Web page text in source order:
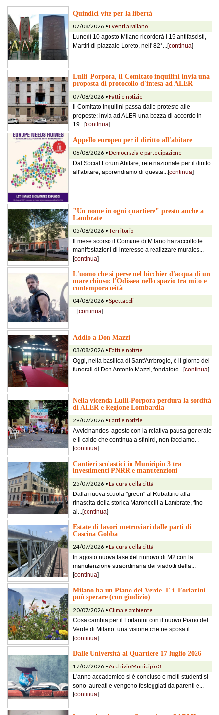
Quindici vite per la libertà
07/08/2026 • Eventi a Milano
Lunedì 10 agosto Milano ricorderà i 15 antifascisti,
Martiri di piazzale Loreto, nell' 82°...[continua]
Lulli–Porpora, il Comitato inquilini invia una
proposta di protocollo d'intesa ad ALER
07/08/2026 • Fatti e notizie
Il Comitato Inquilini passa dalle proteste alle
proposte: invia ad ALER una bozza di accordo in
19...[continua]
Appello europeo per il diritto all'abitare
06/08/2026 • Democrazia e partecipazione
Dal Social Forum Abitare, rete nazionale per il diritto
all'abitare, apprendiamo di questa...[continua]
"Un nome in ogni quartiere" presto anche a
Lambrate
05/08/2026 • Territorio
Il mese scorso il Comune di Milano ha raccolto le
manifestazioni di interesse a realizzare murales...
[continua]
L'uomo che si perse nel bicchier d'acqua di un
mare chiuso: l'Odissea nello spazio tra mito e
contemporaneità
04/08/2026 • Spettacoli
...[continua]
Addio a Don Mazzi
03/08/2026 • Fatti e notizie
Oggi, nella basilica di Sant'Ambrogio, è il giorno dei
funerali di Don Antonio Mazzi, fondatore...[continua]
Nella vicenda Lulli-Porpora perdura la sordità
di ALER e Regione Lombardia
29/07/2026 • Fatti e notizie
Avvicinandosi agosto con la relativa pausa generale
e il caldo che continua a sfinirci, non facciamo...
[continua]
Cantieri scolastici in Municipio 3 tra
investimenti PNRR e manutenzioni
25/07/2026 • La cura della città
Dalla nuova scuola "green" al Rubattino alla
rinascita della storica Maroncelli a Lambrate, fino
al...[continua]
Estate di lavori metroviari dalle parti di
Cascina Gobba
24/07/2026 • La cura della città
In agosto nuova fase del rinnovo di M2 con la
manutenzione straordinaria dei viadotti della...
[continua]
Milano ha un Piano del Verde. E il Forlanini
può sperare (con giudizio)
20/07/2026 • Clima e ambiente
Cosa cambia per il Forlanini con il nuovo Piano del
Verde di Milano: una visione che ne sposa il...
[continua]
Dalle Università al Quartiere 17 luglio 2026
17/07/2026 • Archivio Municipio 3
L'anno accademico si è concluso e molti studenti si
sono laureati e vengono festeggiati da parenti e...
[continua]